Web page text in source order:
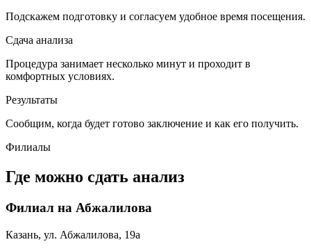
Подскажем подготовку и согласуем удобное время посещения.
Сдача анализа
Процедура занимает несколько минут и проходит в
комфортных условиях.
Результаты
Сообщим, когда будет готово заключение и как его получить.
Филиалы
Где можно сдать анализ
Филиал на Абжалилова
Казань, ул. Абжалилова, 19а